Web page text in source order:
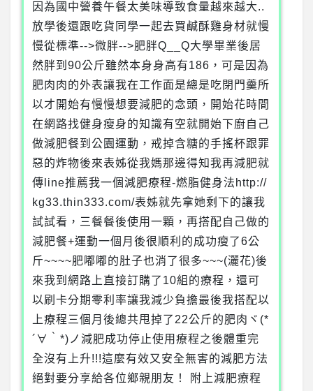
因為國中營養午餐太美味導致食量越來越大..
放學後還跟吃貨同學一起去買鹹酥雞身材就慢
慢從標準-->微胖-->肥胖Q__Q大學畢業後居
然胖到90公斤雖然本身身高有186，可是因為
肥肉肉的外表讓我在工作面是總是吃閉門羹所
以才開始有慢慢想要減肥的念頭，開始花時間
在網路找健身瘦身的知識有空就開始下廚自己
做減肥餐到公園運動，戒掉含糖的手搖杯跟罪
惡的炸物後來表姊從我媽那邊得知我再減肥就
傳line推薦我一個減肥療程-燃脂健身法http://
kg33.thin333.com/表姊就先拿她剩下的讓我
試試看，三餐餐後使用一顆，再搭配自己做的
減肥餐+運動一個月後很順利的成功瘦了6公
斤~~~~肥嘟嘟的肚子也消了很多~~~(灑花)後
來我到網路上直接訂購了10組的療程，還可
以刷卡分期零利率讓我減少負擔最後我搭配以
上療程三個月後總共甩掉了22公斤的肥肉ヾ(*
´∀｀*)ノ減肥成功停止使用療程之後體重完
全沒有上升!!!這麼有效又安全無害的減肥方法
絕對要分享給各位鄉親朋友！ 附上減肥療程